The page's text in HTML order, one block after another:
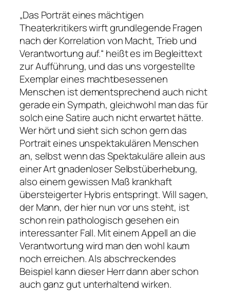
„Das Porträt eines mächtigen
Theaterkritikers wirft grundlegende Fragen
nach der Korrelation von Macht, Trieb und
Verantwortung auf.“ heißt es im Begleittext
zur Aufführung, und das uns vorgestellte
Exemplar eines machtbesessenen
Menschen ist dementsprechend auch nicht
gerade ein Sympath, gleichwohl man das für
solch eine Satire auch nicht erwartet hätte.
Wer hört und sieht sich schon gern das
Portrait eines unspektakulären Menschen
an, selbst wenn das Spektakuläre allein aus
einer Art gnadenloser Selbstüberhebung,
also einem gewissen Maß krankhaft
übersteigerter Hybris entspringt. Will sagen,
der Mann, der hier nun vor uns steht, ist
schon rein pathologisch gesehen ein
interessanter Fall. Mit einem Appell an die
Verantwortung wird man den wohl kaum
noch erreichen. Als abschreckendes
Beispiel kann dieser Herr dann aber schon
auch ganz gut unterhaltend wirken.